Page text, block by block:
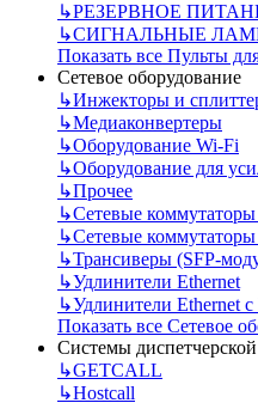
↳РЕЗЕРВНОЕ
↳СИГНАЛЬНЫЕ
Показать все Пульты
Сетевое оборудование
↳Инжекторы и
↳Медиаконвертеры
↳Оборудование Wi-Fi
↳Оборудование для
↳Прочее
↳Сетевые коммутаторы
↳Сетевые
↳Трансиверы (SFP-
↳Удлинители Ethernet
↳Удлинители Ethernet с
Показать все Сетевое
Системы
↳GETCALL
↳Hostcall